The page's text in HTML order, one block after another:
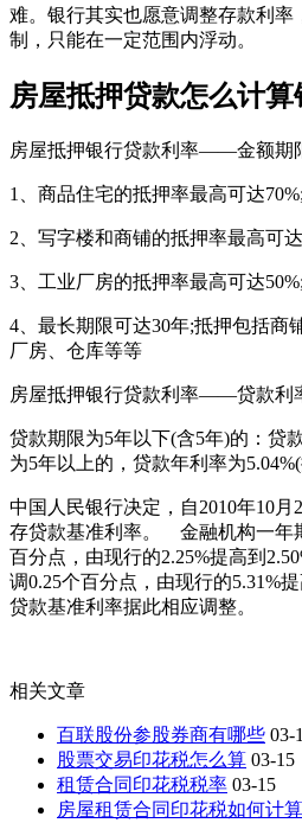
难。银行其实也愿意调整存款利率
制，只能在一定范围内浮动。
房屋抵押贷款怎么计算
房屋抵押银行贷款利率——金额期
1、商品住宅的抵押率最高可达70%;
2、写字楼和商铺的抵押率最高可
3、工业厂房的抵押率最高可达50%;
4、最长期限可达30年;抵押包括商
厂房、仓库等等
房屋抵押银行贷款利率——贷款利
贷款期限为5年以下(含5年)的：贷
为5年以上的，贷款年利率为
中国人民银行决定，自2010年10
存贷款基准利率。 金融机构一年
百分点，由现行的2.25%提高到
调0.25个百分点，由现行的5.31%
贷款基准利率据此相应调整。
相关文章
百联股份参股券商有哪些 03-
股票交易印花税怎么算 03-15
租赁合同印花税税率 03-15
房屋租赁合同印花税如何计算